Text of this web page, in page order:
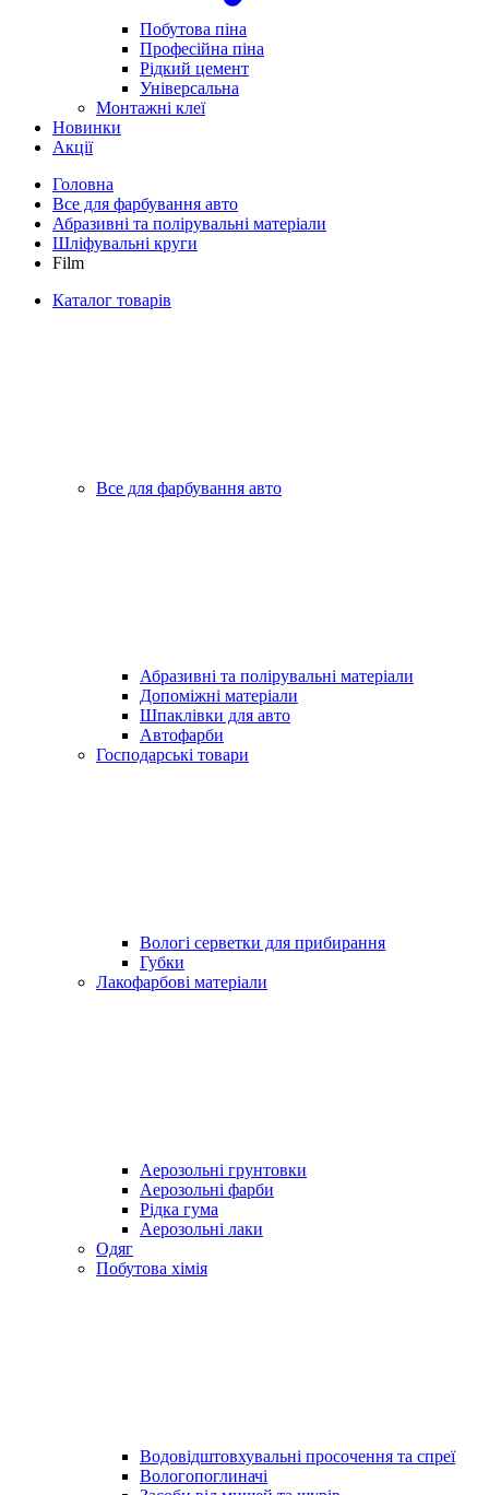
Побутова піна
Професійна піна
Рідкий цемент
Універсальна
Монтажні клеї
Новинки
Акції
Головна
Все для фарбування авто
Абразивні та полірувальні матеріали
Шліфувальні круги
Film
Каталог товарів
Все для фарбування авто
Абразивні та полірувальні матеріали
Допоміжні матеріали
Шпаклівки для авто
Автофарби
Господарські товари
Вологі серветки для прибирання
Губки
Лакофарбові матеріали
Аерозольні грунтовки
Аерозольні фарби
Рідка гума
Аерозольні лаки
Одяг
Побутова хімія
Водовідштовхувальні просочення та спреї
Вологопоглиначі